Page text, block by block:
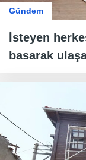
Gündem
İsteyen
basarak